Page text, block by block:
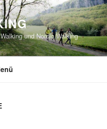
und Nordic Walking